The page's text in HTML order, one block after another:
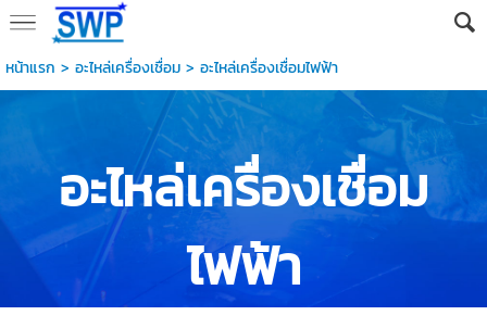
หน้าแรก > อะไหล่เครื่องเชื่อม > อะไหล่เครื่องเชื่อมไฟฟ้า
อะไหล่เครื่องเชื่อม
ไฟฟ้า